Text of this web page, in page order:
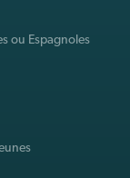
ou Espagnoles